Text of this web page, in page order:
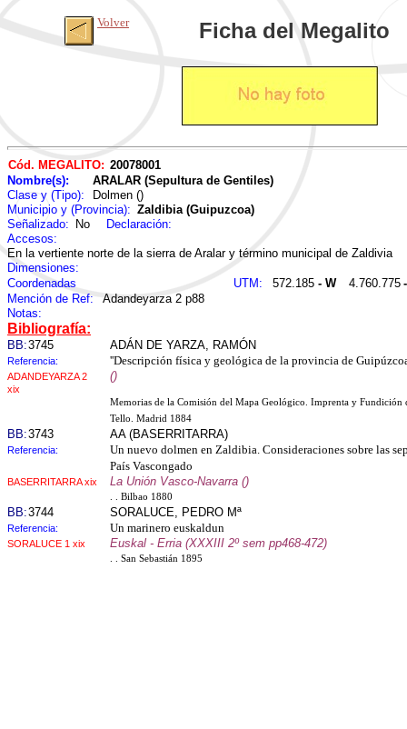
Volver Ficha del Megalito
Cód. MEGALITO: 20078001
Nombre(s):
ARALAR (Sepultura de Gentiles)
Clase y (Tipo):
Dolmen ()
Municipio y (Provincia): Zaldibia (Guipuzcoa)
Señalizado:
No
Declaración:
Accesos:
En la vertiente norte de la sierra de Aralar y término municipal de Zaldivia
Dimensiones:
Coordenadas
UTM: 572.185 - W 4.760.775
Mención de Ref:
Adandeyarza 2 p88
Notas:
Bibliografía:
BB:3745 ADÁN DE YARZA, RAMÓN
Referencia: ''Descripción física y geológica de la provincia de
ADANDEYARZA 2 ()
xix
Memorias de la Comisión del Mapa Geológico. Imprenta y Fundición
Tello. Madrid 1884
BB:3743 AA (BASERRITARRA)
Referencia:
Un nuevo dolmen en Zaldibia. Consideraciones sobre las
País Vascongado
BASERRITARRA xix La Unión Vasco-Navarra ()
. . Bilbao 1880
BB:3744 SORALUCE, PEDRO Mª
Referencia: Un marinero euskaldun
SORALUCE 1 xix Euskal - Erria (XXXIII 2º sem pp468-472)
. . San Sebastián 1895